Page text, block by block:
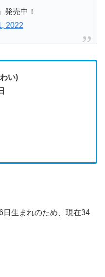
売中！
2022
い)
生まれのため、現在34